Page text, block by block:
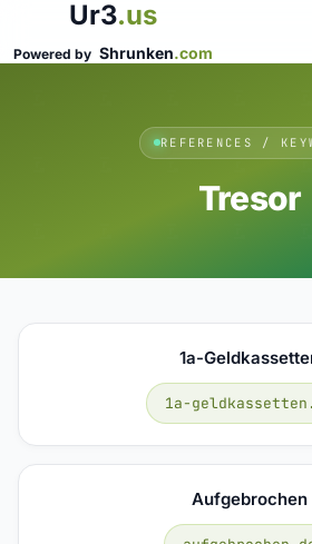
Ur3.us
Powered by Shrunken.com
REFERENCES /
Tresor
1a-
1a-
Aufgebrochen